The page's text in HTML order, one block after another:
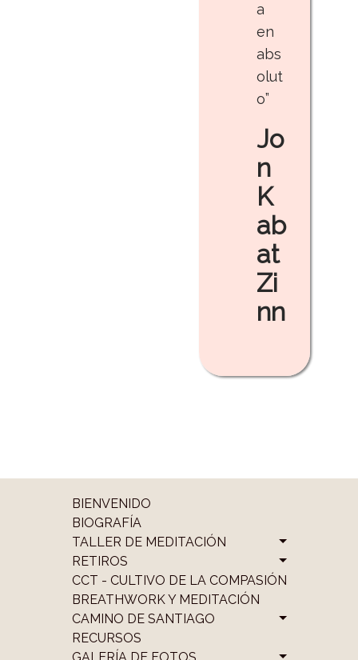
a
en
abs
olut
o”
Jo
n
K
ab
at
Zi
nn
BIENVENIDO
BIOGRAFÍA
TALLER DE MEDITACIÓN
RETIROS
CCT - CULTIVO DE LA COMPASIÓN
BREATHWORK Y MEDITACIÓN
CAMINO DE SANTIAGO
RECURSOS